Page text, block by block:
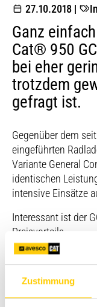
Zustimmung
27.10.2018 |
Ganz
Cat® 950
bei eher
trotzdem
gefragt ist.
Gegenüber dem
eingeführten
Variante General
identischen
intensive Einsätze
Interessant ist der
Preisvorteils.
Denn auf die
und den führenden
wenig verzichten